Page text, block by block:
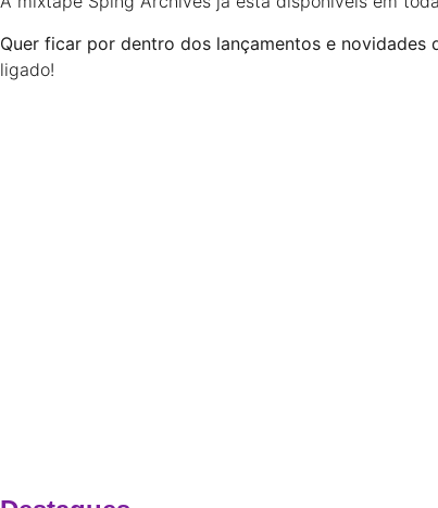
Quer ficar por dentro dos lançamentos e novidades
ligado!